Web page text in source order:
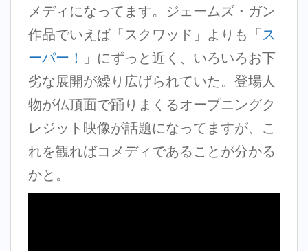
メディになってます。ジェームズ・ガン
作品でいえば「スクワッド」よりも「ス
ーパー！ 」にずっと近く、いろいろお下
劣な展開が繰り広げられていた。登場人
物が仏頂面で踊りまくるオープニングク
レジット映像が話題になってますが、こ
れを観ればコメディであることが分かる
かと。